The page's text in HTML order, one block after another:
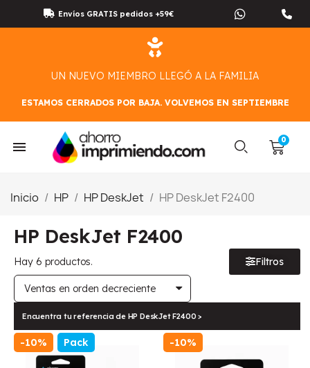
Envíos GRATIS pedidos +59€
UN NUEVO MIEMBRO LLEGÓ A LA FAMILIA
ESTAMOS CERRADOS POR BAJA. VOLVEMOS EN SEPTIEMBRE
Inicio HP HP DeskJet HP DeskJet F2400
HP DeskJet F2400
Hay 6 productos. Filtros
Encuentra tu referencia de HP DeskJet F2400 >
-10% Pack -10%